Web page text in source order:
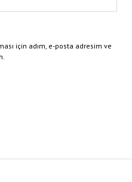
için adım, e-posta adresim ve